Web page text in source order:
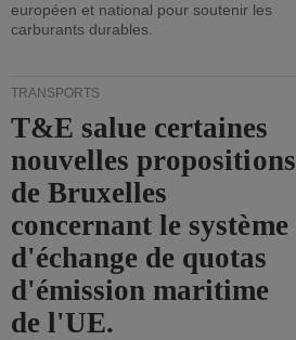
européen et national pour soutenir les
carburants durables.
TRANSPORTS
T&E salue certaines
nouvelles propositions
de Bruxelles
concernant le système
d'échange de quotas
d'émission maritime
de l'UE.